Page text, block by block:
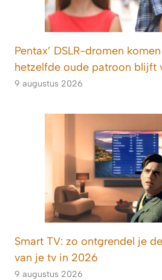
Pentax’ DSLR-dromen
hetzelfde oude patroon blijft
9 augustus 2026
Smart TV: zo ontgrendel je
van je tv in 2026
9 augustus 2026